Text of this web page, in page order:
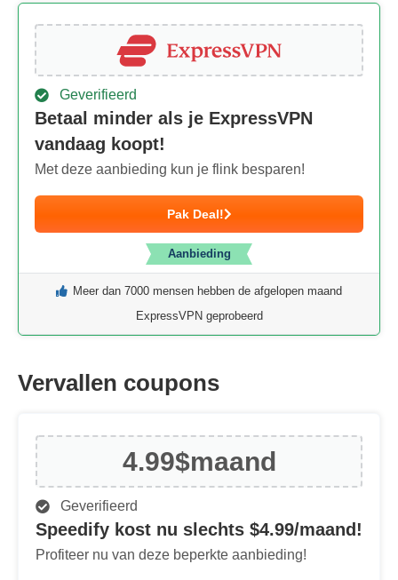
Geverifieerd
Betaal minder als je ExpressVPN
vandaag koopt!
Met deze aanbieding kun je flink besparen!
Pak Deal!
Aanbieding
Meer dan 7000 mensen hebben de afgelopen maand
ExpressVPN geprobeerd
Vervallen coupons
4.99$maand
Geverifieerd
Speedify kost nu slechts $4.99/maand!
Profiteer nu van deze beperkte aanbieding!